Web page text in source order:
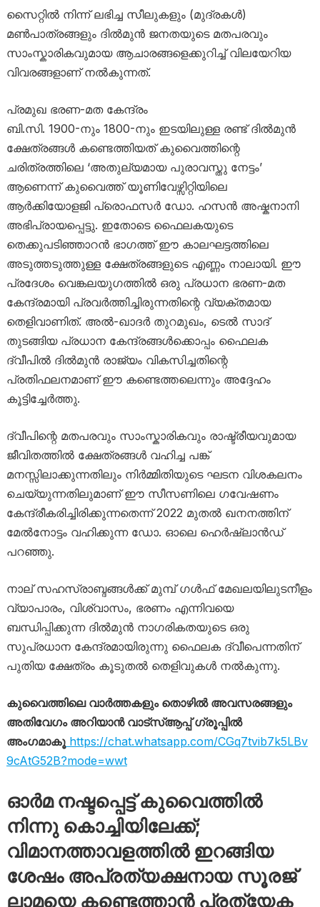
സൈറ്റിൽ നിന്ന് ലഭിച്ച സീലുകളും (മുദ്രകൾ)
മൺപാത്രങ്ങളും ദിൽമുൻ ജനതയുടെ മതപരവും
സാംസ്കാരികവുമായ ആചാരങ്ങളെക്കുറിച്ച് വിലയേറിയ
വിവരങ്ങളാണ് നൽകുന്നത്.
പ്രമുഖ ഭരണ-മത കേന്ദ്രം
ബി.സി. 1900-നും 1800-നും ഇടയിലുള്ള രണ്ട് ദിൽമുൻ
ക്ഷേത്രങ്ങൾ കണ്ടെത്തിയത് കുവൈത്തിന്റെ
ചരിത്രത്തിലെ ‘അതുല്യമായ പുരാവസ്തു നേട്ടം’
ആണെന്ന് കുവൈത്ത് യൂണിവേഴ്സിറ്റിയിലെ
ആർക്കിയോളജി പ്രൊഫസർ ഡോ. ഹസൻ അഷ്കനാനി
അഭിപ്രായപ്പെട്ടു. ഇതോടെ ഫൈലകയുടെ
തെക്കുപടിഞ്ഞാറൻ ഭാഗത്ത് ഈ കാലഘട്ടത്തിലെ
അടുത്തടുത്തുള്ള ക്ഷേത്രങ്ങളുടെ എണ്ണം നാലായി. ഈ
പ്രദേശം വെങ്കലയുഗത്തിൽ ഒരു പ്രധാന ഭരണ-മത
കേന്ദ്രമായി പ്രവർത്തിച്ചിരുന്നതിന്റെ വ്യക്തമായ
തെളിവാണിത്. അൽ-ഖാദർ തുറമുഖം, ടെൽ സാദ്
തുടങ്ങിയ പ്രധാന കേന്ദ്രങ്ങൾക്കൊപ്പം ഫൈലക
ദ്വീപിൽ ദിൽമുൻ രാജ്യം വികസിച്ചതിന്റെ
പ്രതിഫലനമാണ് ഈ കണ്ടെത്തലെന്നും അദ്ദേഹം
കൂട്ടിച്ചേർത്തു.
ദ്വീപിന്റെ മതപരവും സാംസ്കാരികവും രാഷ്ട്രീയവുമായ
ജീവിതത്തിൽ ക്ഷേത്രങ്ങൾ വഹിച്ച പങ്ക്
മനസ്സിലാക്കുന്നതിലും നിർമ്മിതിയുടെ ഘടന വിശകലനം
ചെയ്യുന്നതിലുമാണ് ഈ സീസണിലെ ഗവേഷണം
കേന്ദ്രീകരിച്ചിരിക്കുന്നതെന്ന് 2022 മുതൽ ഖനനത്തിന്
മേൽനോട്ടം വഹിക്കുന്ന ഡോ. ഓലെ ഹെർഷ്ലാൻഡ്
പറഞ്ഞു.
നാല് സഹസ്രാബ്ദങ്ങൾക്ക് മുമ്പ് ഗൾഫ് മേഖലയിലുടനീളം
വ്യാപാരം, വിശ്വാസം, ഭരണം എന്നിവയെ
ബന്ധിപ്പിക്കുന്ന ദിൽമുൻ നാഗരികതയുടെ ഒരു
സുപ്രധാന കേന്ദ്രമായിരുന്നു ഫൈലക ദ്വീപെന്നതിന്
പുതിയ ക്ഷേത്രം കൂടുതൽ തെളിവുകൾ നൽകുന്നു.
കുവൈത്തിലെ വാർത്തകളും തൊഴിൽ അവസരങ്ങളും
അതിവേഗം അറിയാൻ വാട്സ്ആപ്പ് ഗ്രൂപ്പിൽ
അംഗമാകൂhttps://chat.whatsapp.com/CGq7tvib7k5LBv
9cAtG52B?mode=wwt
ഓർമ നഷ്ടപ്പെട്ട് കുവൈത്തിൽ
നിന്നു കൊച്ചിയിലേക്ക്;
വിമാനത്താവളത്തിൽ ഇറങ്ങിയ
ശേഷം അപ്രത്യക്ഷനായ സൂരജ്
ലാമയെ കണ്ടെത്താൻ പ്രത്യേക